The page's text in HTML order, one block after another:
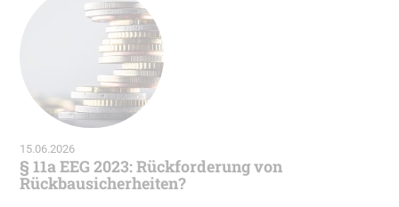
15.06.2026
§ 11a EEG 2023: Rückforderung von
Rückbausicherheiten?